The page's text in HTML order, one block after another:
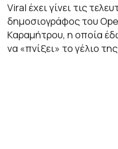
Viral έχει γίνει τις
δημοσιογράφος του
Καραμήτρου, η οποία
να «πνίξει» το γέλιο